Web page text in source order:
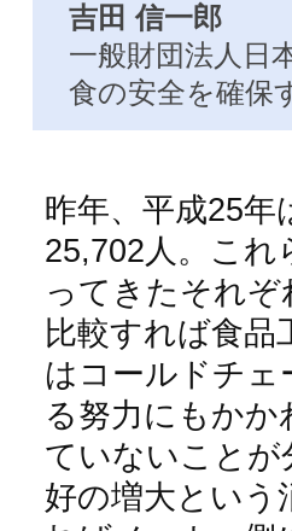
吉田 信一郎
一般財団法人日
食の安全を確保
昨年、平成25年
25,702人。これ
ってきたそれ
比較すれば食品
はコールドチェ
る努力にもか
ていないことが
好の増大という